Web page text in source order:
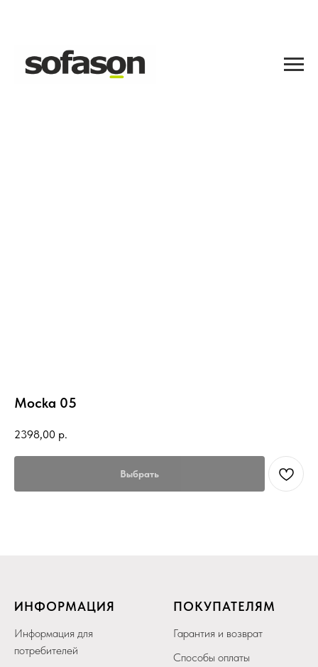
Mocka 05
2398,00 р.
Выбрать
ИНФОРМАЦИЯ
Информация для
потребителей
ПОКУПАТЕЛЯМ
Гарантия и возврат
Способы оплаты